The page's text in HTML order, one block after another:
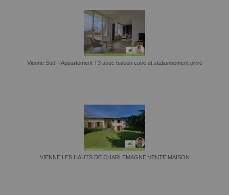
Vienne Sud – Appartement T3 avec balcon cave et stationnement privé
VIENNE LES HAUTS DE CHARLEMAGNE VENTE MAISON